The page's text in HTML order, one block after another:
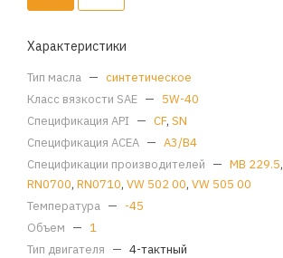
Характеристики
Тип масла — синтетическое
Класс вязкости SAE — 5W-40
Спецификация API — CF, SN
Спецификация ACEA — A3/B4
Спецификации производителей — MB 229.5,
RN0700, RN0710, VW 502 00, VW 505 00
Температура — -45
Объем — 1
Тип двигателя — 4-тактный